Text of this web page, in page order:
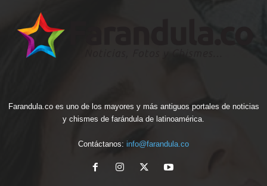
Farandula.co es uno de los mayores y más antiguos portales de noticias
y chismes de farándula de latinoamérica.
Contáctanos: info@farandula.co